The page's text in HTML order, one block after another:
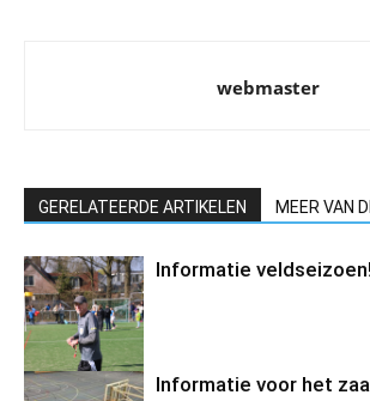
webmaster
GERELATEERDE ARTIKELEN MEER VAN
Informatie veldseizoen!
Informatie voor het